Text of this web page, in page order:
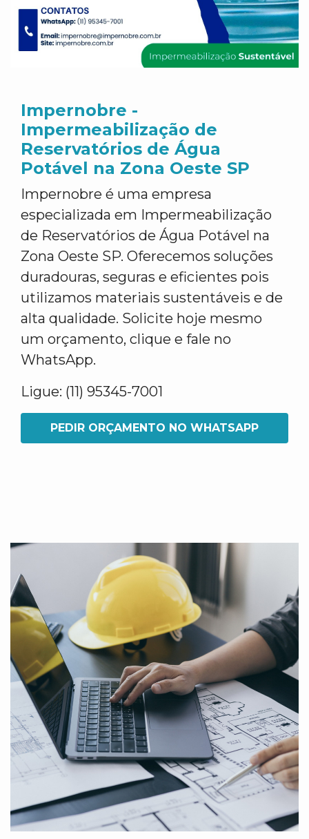
Impernobre -
Impermeabilização de
Reservatórios de Água
Potável na Zona Oeste SP
Impernobre é uma empresa
especializada em Impermeabilização
de Reservatórios de Água Potável na
Zona Oeste SP. Oferecemos soluções
duradouras, seguras e eficientes pois
utilizamos materiais sustentáveis e de
alta qualidade. Solicite hoje mesmo
um orçamento, clique e fale no
WhatsApp.
Ligue: (11) 95345-7001
PEDIR ORÇAMENTO NO WHATSAPP